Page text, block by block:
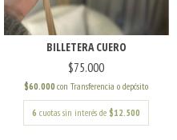
BILLETERA CUERO
$75.000
$60.000con Transferencia o depósito
6 cuotas sin interés de$12.500